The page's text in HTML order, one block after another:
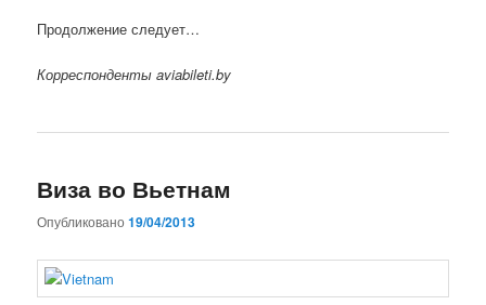
Продолжение следует…
Корреспонденты aviabileti.by
Виза во Вьетнам
Опубликовано19/04/2013